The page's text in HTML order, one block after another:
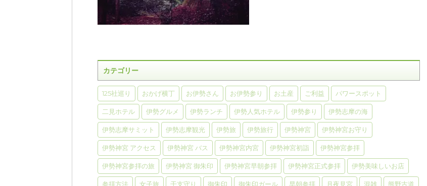
カテゴリー
125社巡り おかげ横丁 お伊勢さん お伊勢参り お土産 ご利益 パワースポット
二見ホテル 伊勢グルメ 伊勢ランチ 伊勢人気ホテル 伊勢参り 伊勢志摩の海
伊勢志摩サミット 伊勢志摩観光 伊勢旅 伊勢旅行 伊勢神宮 伊勢神宮お守り
伊勢神宮 アクセス 伊勢神宮 バス 伊勢神宮内宮 伊勢神宮初詣 伊勢神宮参拝
伊勢神宮参拝の旅 伊勢神宮 御朱印 伊勢神宮早朝参拝 伊勢神宮正式参拝 伊勢美味しいお店
参拝方法 女子旅 干支守り 御朱印 御朱印ガール 早朝参拝 月夜見宮 混雑 熊野古道